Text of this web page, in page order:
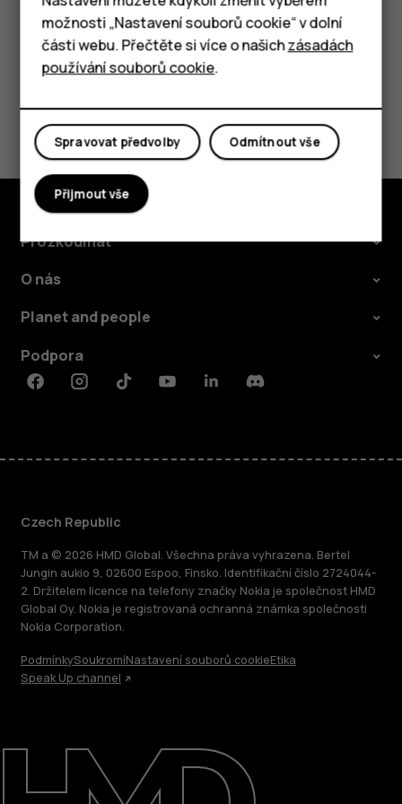
Tablety
O nás
Oprava, opětovné použití, recyklace
Pomohlo vám to?
Ano Ne
Prozkoumat
O nás
Planet and people
Podpora
FacebookInstagramTiktokYoutubeLinkedinDiscord
Czech Republic
TM a © 2026 HMD Global. Všechna práva vyhrazena. Bertel
Jungin aukio 9, 02600 Espoo, Finsko. Identifikační číslo 2724044-
2. Držitelem licence na telefony značky Nokia je společnost HMD
Global Oy. Nokia je registrovaná ochranná známka společnosti
Nokia Corporation.
PodmínkySoukromíNastavení souborů cookieEtika
Speak Up channel
možnosti „Nastavení souborů cookie“ v dolní
části webu. Přečtěte si více o našichzásadách
používání souborů cookie.
Odmítnout vše
Spravovat předvolby
Přijmout vše